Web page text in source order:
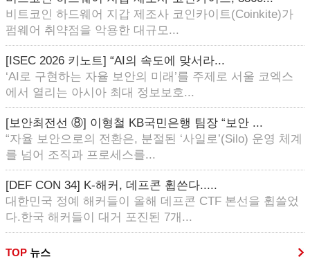
비트코인 하드웨어 지갑 제조사 코인카이트(Coinkite)가
펌웨어 취약점을 악용한 대규모...
[ISEC 2026 키노트] “AI의 속도에 맞서라...
‘AI로 구현하는 자율 보안의 미래’를 주제로 서울 코엑스
에서 열리는 아시아 최대 정보보호...
[보안최전선 ⑧] 이형철 KB국민은행 팀장 “보안 ...
“자율 보안으로의 전환은, 분절된 ‘사일로’(Silo) 운영 체계
를 넘어 조직과 프로세스를...
[DEF CON 34] K-해커, 데프콘 휩쓴다.....
대한민국 정예 해커들이 올해 데프콘 CTF 본선을 휩쓸었
다.한국 해커들이 대거 포진된 7개...
TOP 뉴스